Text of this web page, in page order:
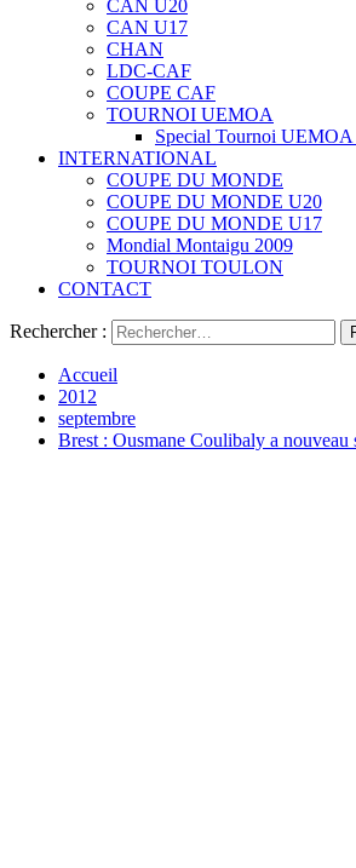
CAN U20
CAN U17
CHAN
LDC-CAF
COUPE CAF
TOURNOI UEMOA
Special Tournoi UEMOA
INTERNATIONAL
COUPE DU MONDE
COUPE DU MONDE U20
COUPE DU MONDE U17
Mondial Montaigu 2009
TOURNOI TOULON
CONTACT
Rechercher :
Accueil
2012
septembre
Brest : Ousmane Coulibaly a nouveau